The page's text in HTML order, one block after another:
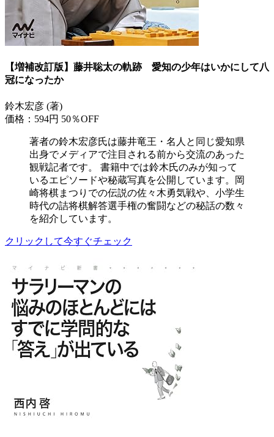
【増補改訂版】藤井聡太の軌跡 愛知の少年はいかにして八
冠になったか
鈴木宏彦 (著)
価格：594円 50％OFF
著者の鈴木宏彦氏は藤井竜王・名人と同じ愛知県
出身でメディアで注目される前から交流のあった
観戦記者です。 書籍中では鈴木氏のみが知って
いるエピソードや秘蔵写真を公開しています。岡
崎将棋まつりでの伝説の佐々木勇気戦や、小学生
時代の詰将棋解答選手権の奮闘などの秘話の数々
を紹介しています。
クリックして今すぐチェック